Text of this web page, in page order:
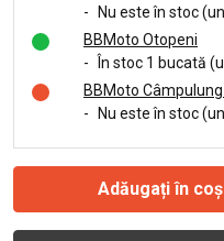
-
Nu este în stoc
BBMoto Otopeni
-
În stoc 1 bucată
BBMoto Câmpulung
-
Nu este în stoc
Adăugați în coș